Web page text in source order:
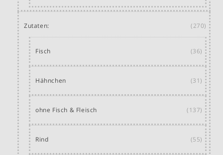
Zutaten: (270)
Fisch (36)
Hähnchen (31)
ohne Fisch & Fleisch (137)
Rind (55)